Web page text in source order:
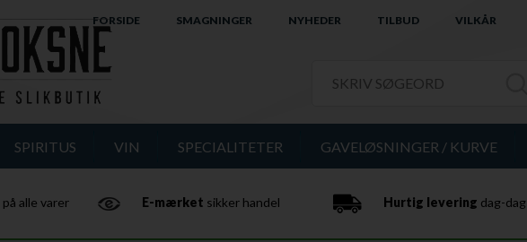
FORSIDE SMAGNINGER NYHEDER TILBUD VILKÅR
SPIRITUS VIN SPECIALITETER GAVELØSNINGER / KURVE
på alle varer E-mærket sikker handel Hurtig levering dag-dag